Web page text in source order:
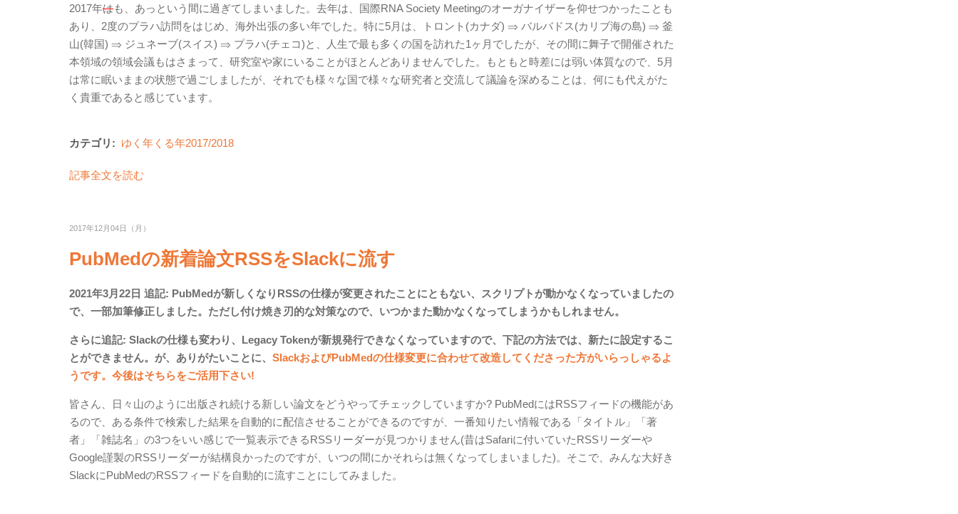
2017年はも、あっという間に過ぎてしまいました。去年は、国際RNA Society Meetingのオーガナイザーを仰せつかったことも
あり、2度のプラハ訪問をはじめ、海外出張の多い年でした。特に5月は、トロント(カナダ) ⇒ バルバドス(カリブ海の島) ⇒ 釜
山(韓国) ⇒ ジュネーブ(スイス) ⇒ プラハ(チェコ)と、人生で最も多くの国を訪れた1ヶ月でしたが、その間に舞子で開催された
本領域の領域会議もはさまって、研究室や家にいることがほとんどありませんでした。もともと時差には弱い体質なので、5月
は常に眠いままの状態で過ごしましたが、それでも様々な国で様々な研究者と交流して議論を深めることは、何にも代えがた
く貴重であると感じています。
カテゴリ: ゆく年くる年2017/2018
記事全文を読む
2017年12月04日（月）
PubMedの新着論文RSSをSlackに流す
2021年3月22日 追記: PubMedが新しくなりRSSの仕様が変更されたことにともない、スクリプトが動かなくなっていましたの
で、一部加筆修正しました。ただし付け焼き刃的な対策なので、いつかまた動かなくなってしまうかもしれません。
さらに追記: Slackの仕様も変わり、Legacy Tokenが新規発行できなくなっていますので、下記の方法では、新たに設定するこ
とができません。が、ありがたいことに、 SlackおよびPubMedの仕様変更に合わせて改造してくださった方がいらっしゃるよ
うです。今後はそちらをご活用下さい!
皆さん、日々山のように出版され続ける新しい論文をどうやってチェックしていますか? PubMedにはRSSフィードの機能があ
るので、ある条件で検索した結果を自動的に配信させることができるのですが、一番知りたい情報である「タイトル」「著
者」「雑誌名」の3つをいい感じで一覧表示できるRSSリーダーが見つかりません(昔はSafariに付いていたRSSリーダーや
Google謹製のRSSリーダーが結構良かったのですが、いつの間にかそれらは無くなってしまいました)。そこで、みんな大好き
SlackにPubMedのRSSフィードを自動的に流すことにしてみました。